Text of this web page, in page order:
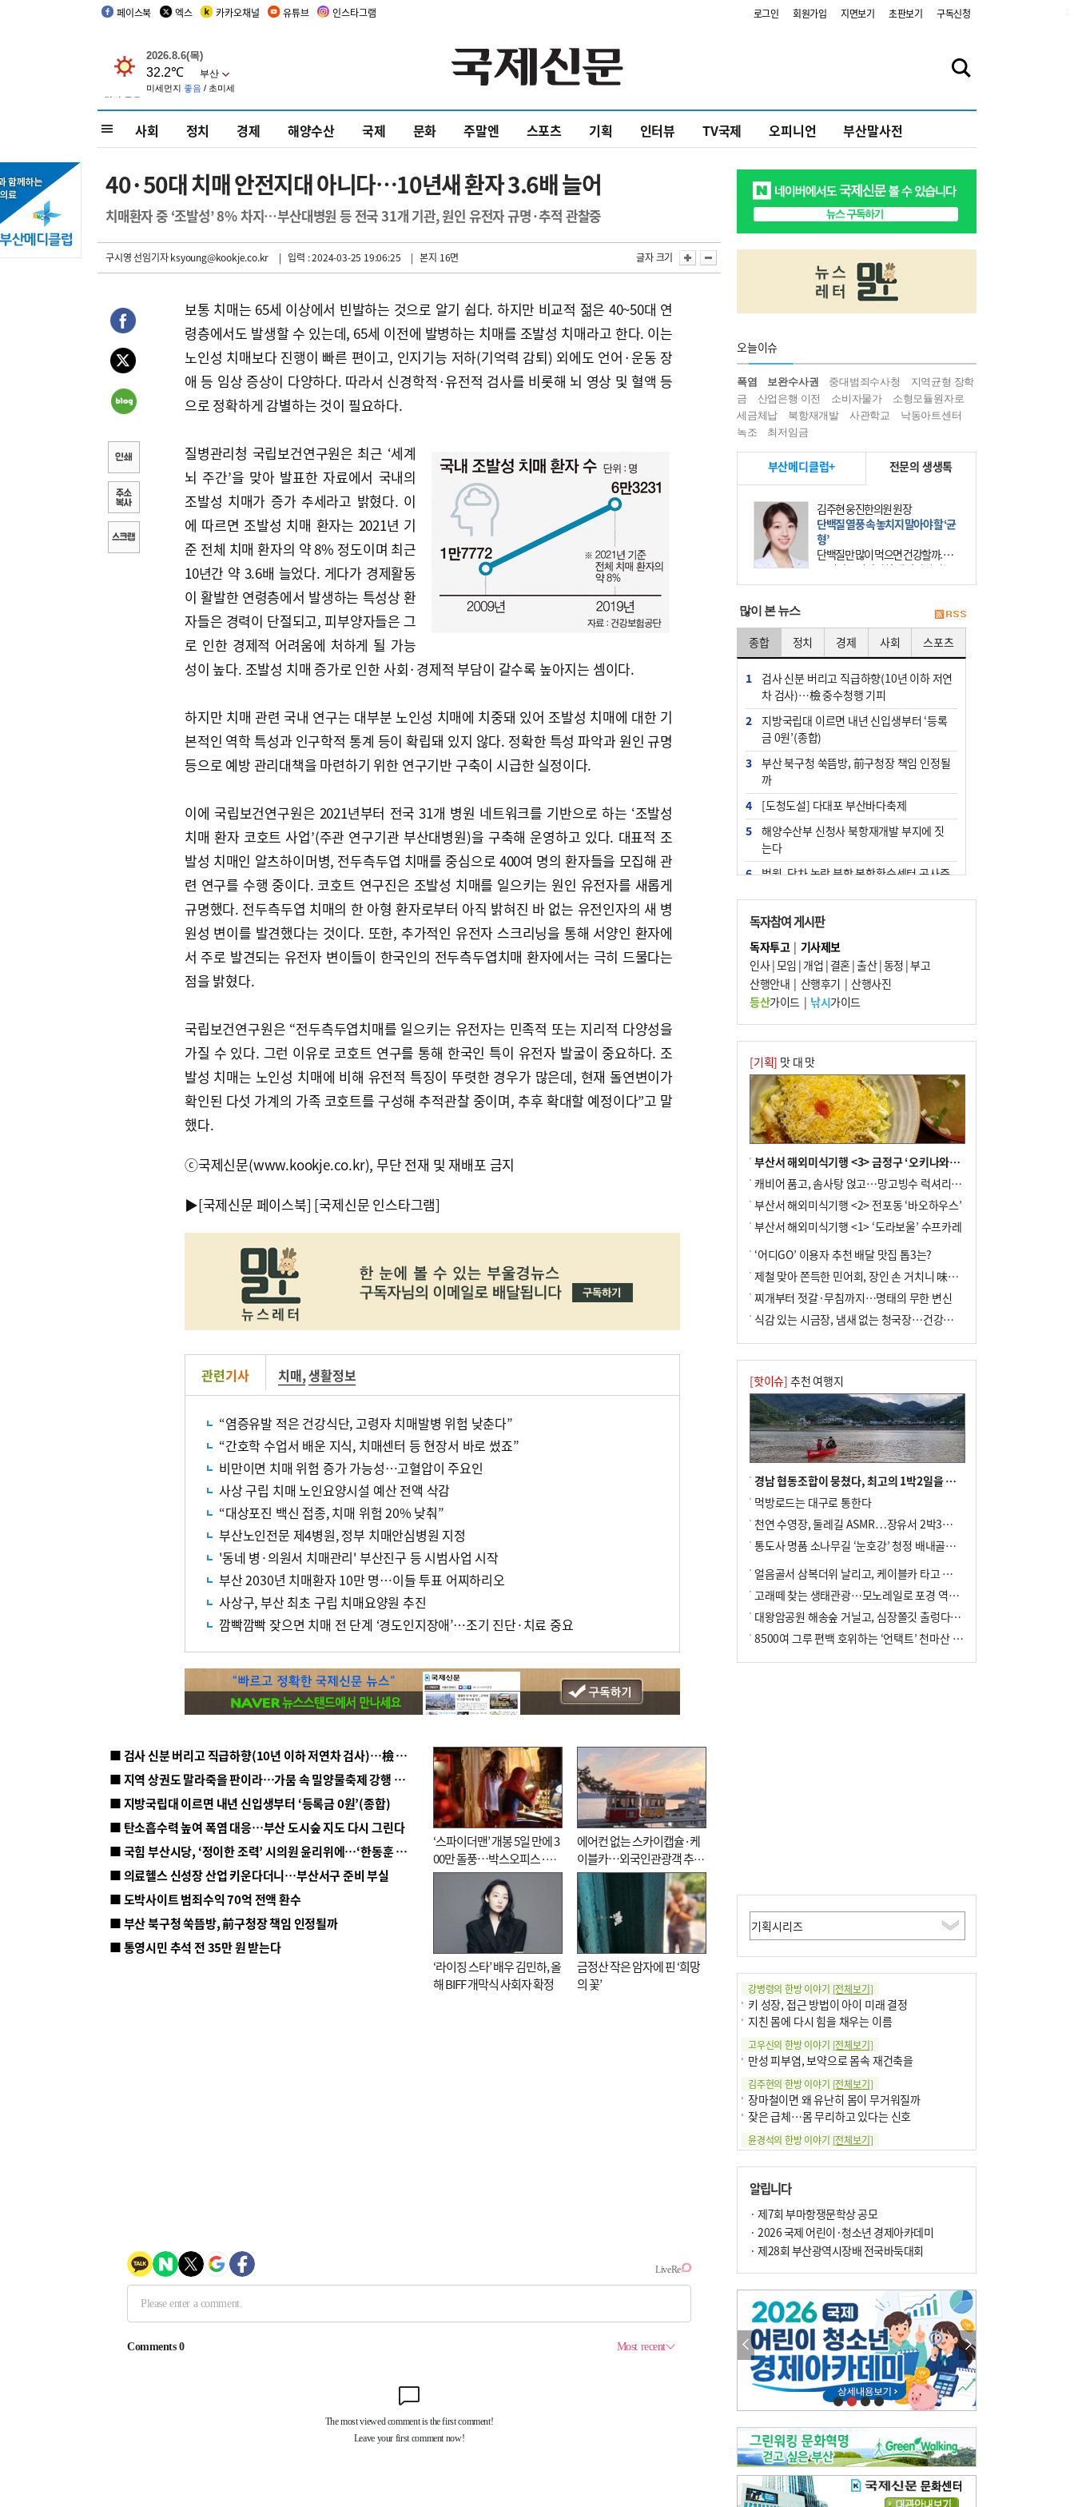
페이스북 엑스 카카오채널 유튜브 인스타그램 로그인 회원가입 지면보기 초판보기 구독신청
사회 정치 경제 해양수산 국제 문화 주말엔 스포츠 기획 인터뷰 TV국제 오피니언 부산말사전
40·50대 치매 안전지대 아니다…10년새 환자 3.6배 늘어
치매환자 중 ‘조발성’ 8% 차지…부산대병원 등 전국 31개 기관, 원인 유전자 규명·추적 관찰중
구시영 선임기자ksyoung@kookje.co.kr | 입력 : 2024-03-25 19:06:25 | 본지 16면 글자 크기
보통 치매는 65세 이상에서 빈발하는 것으로 알기 쉽다. 하지만 비교적 젊은 40~50대 연
령층에서도 발생할 수 있는데, 65세 이전에 발병하는 치매를 조발성 치매라고 한다. 이는
노인성 치매보다 진행이 빠른 편이고, 인지기능 저하(기억력 감퇴) 외에도 언어·운동 장
애 등 임상 증상이 다양하다. 따라서 신경학적·유전적 검사를 비롯해 뇌 영상 및 혈액 등
으로 정확하게 감별하는 것이 필요하다.
질병관리청 국립보건연구원은 최근 ‘세계
뇌 주간’을 맞아 발표한 자료에서 국내의
조발성 치매가 증가 추세라고 밝혔다. 이
에 따르면 조발성 치매 환자는 2021년 기
준 전체 치매 환자의 약 8% 정도이며 최근
10년간 약 3.6배 늘었다. 게다가 경제활동
이 활발한 연령층에서 발생하는 특성상 환
자들은 경력이 단절되고, 피부양자들은 그
로 인한 경제적 어려움에 처하게 될 가능
성이 높다. 조발성 치매 증가로 인한 사회·경제적 부담이 갈수록 높아지는 셈이다.
하지만 치매 관련 국내 연구는 대부분 노인성 치매에 치중돼 있어 조발성 치매에 대한 기
본적인 역학 특성과 인구학적 통계 등이 확립돼 있지 않다. 정확한 특성 파악과 원인 규명
등으로 예방 관리대책을 마련하기 위한 연구기반 구축이 시급한 실정이다.
이에 국립보건연구원은 2021년부터 전국 31개 병원 네트워크를 기반으로 하는 ‘조발성
치매 환자 코호트 사업’(주관 연구기관 부산대병원)을 구축해 운영하고 있다. 대표적 조
발성 치매인 알츠하이머병, 전두측두엽 치매를 중심으로 400여 명의 환자들을 모집해 관
련 연구를 수행 중이다. 코호트 연구진은 조발성 치매를 일으키는 원인 유전자를 새롭게
규명했다. 전두측두엽 치매의 한 아형 환자로부터 아직 밝혀진 바 없는 유전인자의 새 병
원성 변이를 발견했다는 것이다. 또한, 추가적인 유전자 스크리닝을 통해 서양인 환자에
서 주로 발견되는 유전자 변이들이 한국인의 전두측두엽치매 환자에서는 극히 드물다는
점을 밝혔다.
국립보건연구원은 “전두측두엽치매를 일으키는 유전자는 민족적 또는 지리적 다양성을
가질 수 있다. 그런 이유로 코호트 연구를 통해 한국인 특이 유전자 발굴이 중요하다. 조
발성 치매는 노인성 치매에 비해 유전적 특징이 뚜렷한 경우가 많은데, 현재 돌연변이가
확인된 다섯 가계의 가족 코호트를 구성해 추적관찰 중이며, 추후 확대할 예정이다”고 말
했다.
ⓒ국제신문(www.kookje.co.kr), 무단 전재 및 재배포 금지
▶[국제신문 페이스북] [국제신문 인스타그램]
관련기사 치매,생활정보
“염증유발 적은 건강식단, 고령자 치매발병 위험 낮춘다”
“간호학 수업서 배운 지식, 치매센터 등 현장서 바로 썼죠”
비만이면 치매 위험 증가 가능성…고혈압이 주요인
사상 구립 치매 노인요양시설 예산 전액 삭감
“대상포진 백신 접종, 치매 위험 20% 낮춰”
부산노인전문 제4병원, 정부 치매안심병원 지정
'동네 병·의원서 치매관리' 부산진구 등 시범사업 시작
부산 2030년 치매환자 10만 명…이들 투표 어찌하리오
사상구, 부산 최초 구립 치매요양원 추진
깜빡깜빡 잦으면 치매 전 단계 ‘경도인지장애’…조기 진단·치료 중요
■ 검사 신분 버리고 직급하향(10년 이하 저연차 검사)…檢 중수청행 기피
■ 지역 상권도 말라죽을 판이라…가뭄 속 밀양물축제 강행 논란
■ 지방국립대 이르면 내년 신입생부터 ‘등록금 0원’(종합)
■ 탄소흡수력 높여 폭염 대응…부산 도시숲 지도 다시 그린다
■ 국힘 부산시당, ‘정이한 조력’ 시의원 윤리위에…‘한동훈 지지’도 신고접수
■ 의료헬스 신성장 산업 키운다더니…부산서구 준비 부실
■ 도박사이트 범죄수익 70억 전액 환수
■ 부산 북구청 쑥뜸방, 前구청장 책임 인정될까
■ 통영시민 추석 전 35만 원 받는다
‘스파이더맨’ 개봉 5일 만에 3
00만 돌풍…박스오피스·예
매율 동시 1위
에어컨 없는 스카이캡슐·케
이블카…외국인관광객 추억
대신 고역 될라
‘라이징 스타’ 배우 김민하, 올
해 BIFF 개막식 사회자 확정
금정산 작은 암자에 핀 ‘희망
의 꽃’
오늘이슈
폭염 보완수사권 중대범죄수사청
지역균형 장학
금
산업은행 이전 소비자물가
소형모듈원자로
세금체납
북항재개발 사관학교
낙동아트센터
녹조
최저임금
부산메디클럽+ 전문의 생생톡
김주현 웅진한의원 원장
단백질 열풍 속 놓치지 말아야 할 ‘균
형’
단백질만 많이 먹으면 건강할까. 요
즘 건강을 이야기할 때 빠지지 않는
키워드가 단백질이다. 헬스장을 다니
많이 본 뉴스
종합 정치 경제 사회 스포츠
1
검사 신분 버리고 직급하향(10년 이하 저연
차 검사)…檢 중수청행 기피
2
지방국립대 이르면 내년 신입생부터 ‘등록
금 0원’(종합)
3
부산 북구청 쑥뜸방, 前구청장 책임 인정될
까
4
[도청도설] 다대포 부산바다축제
5
해양수산부 신청사 북항재개발 부지에 짓
는다
6
법원, 단차 논란 북항 복합환승센터 공사중
7
지역 상권도 말라죽을 판이라…가뭄 속 밀
양물축제 강행 논란
8
통영시민 추석 전 35만 원 받는다
9
부산 철강공장 50대 노동자 추락사
10 국힘 부산시당, ‘정이한 조력’ 시의원 윤리
위에…‘한동훈 지지’도 신고접수
독자참여 게시판
독자투고| 기사제보
인사|모임 | 개업 | 결혼|출산|동정 |부고
산행안내 | 산행후기 | 산행사진
등산가이드| 낚시가이드
[기획] 맛 대 맛
부산서 해외미식기행 <3> 금정구 ‘오키나와키친’
캐비어 품고, 솜사탕 얹고…망고빙수 럭셔리한 진화
부산서 해외미식기행 <2> 전포동 ‘바오하우스’
부산서 해외미식기행 <1> ‘도라보울’ 수프카레
‘어디GO’ 이용자 추천 배달 맛집 톱3는?
제철 맞아 쫀득한 민어회, 장인 손 거치니 味친 한상
찌개부터 젓갈·무침까지…명태의 무한 변신
식감 있는 시금장, 냄새 없는 청국장…건강한 발효 밥상
[핫이슈] 추천 여행지
경남 협동조합이 뭉쳤다, 최고의 1박2일을 위해
먹방로드는 대구로 통한다
천연 수영장, 둘레길 ASMR…장유서 2박3일 소확행
통도사 명품 소나무길 ‘눈호강’ 청정 배내골서 더위 싹
얼음골서 삼복더위 날리고, 케이블카 타고 신선놀음
고래떼 찾는 생태관광…모노레일로 포경 역사여행
대왕암공원 해송숲 거닐고, 심장쫄깃 출렁다리 건너봐
8500여 그루 편백 호위하는 ‘언택트’ 천마산 산림욕장
강병령의 한방 이야기 [전체보기]
키 성장, 접근 방법이 아이 미래 결정
지친 몸에 다시 힘을 채우는 이름
고우신의 한방 이야기 [전체보기]
만성 피부염, 보약으로 몸속 재건축을
김주현의 한방 이야기 [전체보기]
장마철이면 왜 유난히 몸이 무거워질까
잦은 급체…몸 무리하고 있다는 신호
윤경석의 한방 이야기 [전체보기]
땀 멈추려 하지 말고 원인부터 찾아야
손 떨림, 늙음 증거일까 질병 신호일까
윤화정의 한방 이야기
냉기 직접 닿으면 ‘구안와사’ 위험
의료 다이제스트[전체보기]
환자경험평가 지역 1위·전국 2위 外
이유림의 한방 이야기[전체보기]
한방치료, 통증 관리의 새 해법
정영자 시민기자의 웰니스 [전체보기]
습한 여름…몸 깨우는 ‘순환 처방전’
자연·쉼에서 찾는 ‘웰니스 처방전’
조성우의 한방 이야기[전체보기]
봄의 설렘보다 먼저 내 몸의 달램
진료실에서[전체보기]
B형 간염은 ‘간암 시한폭탄’…비활동기 환자도 꼭 6개월 주기 검사
최수지의 한방 이야기 [전체보기]
‘생리 안 해서 편하다’는 위험한 착각
알립니다
· 제7회 부마항쟁문학상 공모
· 2026 국제 어린이·청소년 경제아카데미
· 제28회 부산광역시장배 전국바둑대회